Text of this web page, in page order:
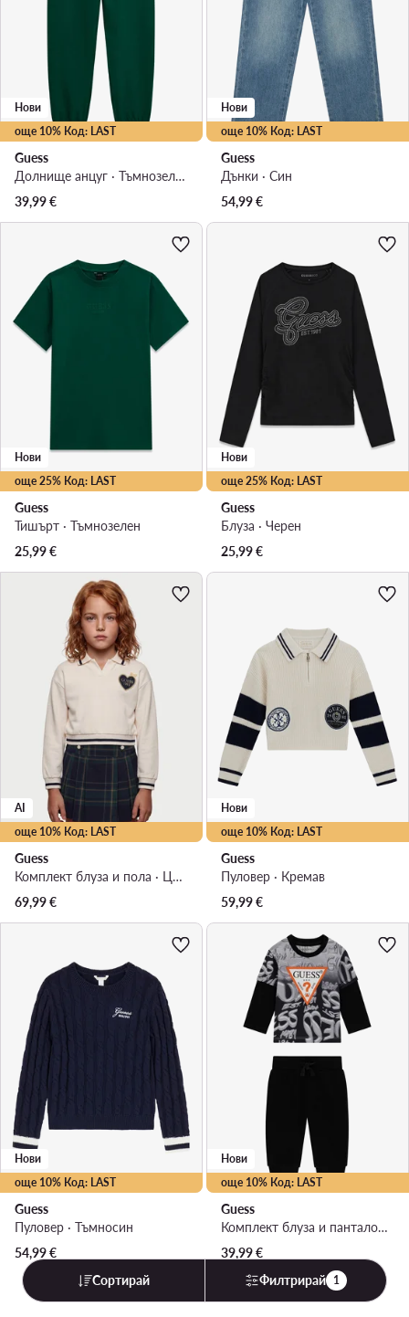
още 10% Код: LAST
Нови
Guess
Долнище анцуг · Тъмнозелен
39,99€
още 10% Код: LAST
Нови
Guess
Дънки · Син
54,99€
още 25% Код: LAST
Нови
Guess
Тишърт · Тъмнозелен
25,99€
още 25% Код: LAST
Нови
Guess
Блуза · Черен
25,99€
още 10% Код: LAST
AI
Guess
Комплект блуза и пола · Цветен
69,99€
още 10% Код: LAST
Нови
Guess
Пуловер · Кремав
59,99€
още 10% Код: LAST
Нови
Guess
Пуловер · Тъмносин
54,99€
още 10% Код: LAST
Нови
Guess
Комплект блуза и панталон · Черен
39,99€
Сортирай
Филтрирай 1